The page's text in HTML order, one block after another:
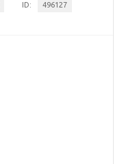
ID: 496127